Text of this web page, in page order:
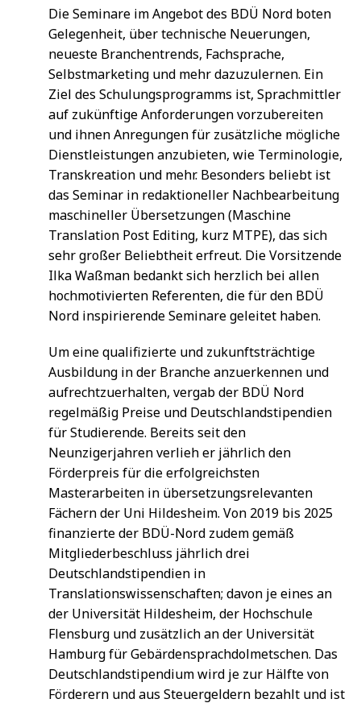
Die Seminare im Angebot des BDÜ Nord boten
Gelegenheit, über technische Neuerungen,
neueste Branchentrends, Fachsprache,
Selbstmarketing und mehr dazuzulernen. Ein
Ziel des Schulungsprogramms ist, Sprachmittler
auf zukünftige Anforderungen vorzubereiten
und ihnen Anregungen für zusätzliche mögliche
Dienstleistungen anzubieten, wie Terminologie,
Transkreation und mehr. Besonders beliebt ist
das Seminar in redaktioneller Nachbearbeitung
maschineller Übersetzungen (Maschine
Translation Post Editing, kurz MTPE), das sich
sehr großer Beliebtheit erfreut. Die Vorsitzende
Ilka Waßman bedankt sich herzlich bei allen
hochmotivierten Referenten, die für den BDÜ
Nord inspirierende Seminare geleitet haben.
Um eine qualifizierte und zukunftsträchtige
Ausbildung in der Branche anzuerkennen und
aufrechtzuerhalten, vergab der BDÜ Nord
regelmäßig Preise und Deutschlandstipendien
für Studierende. Bereits seit den
Neunzigerjahren verlieh er jährlich den
Förderpreis für die erfolgreichsten
Masterarbeiten in übersetzungsrelevanten
Fächern der Uni Hildesheim. Von 2019 bis 2025
finanzierte der BDÜ-Nord zudem gemäß
Mitgliederbeschluss jährlich drei
Deutschlandstipendien in
Translationswissenschaften; davon je eines an
der Universität Hildesheim, der Hochschule
Flensburg und zusätzlich an der Universität
Hamburg für Gebärdensprachdolmetschen. Das
Deutschlandstipendium wird je zur Hälfte von
Förderern und aus Steuergeldern bezahlt und ist